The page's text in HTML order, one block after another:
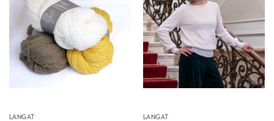
LANGAT LANGAT